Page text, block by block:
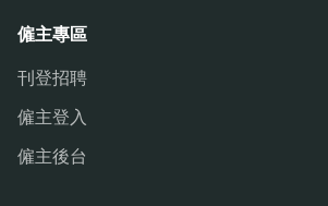
僱主專區
刊登招聘
僱主登入
僱主後台